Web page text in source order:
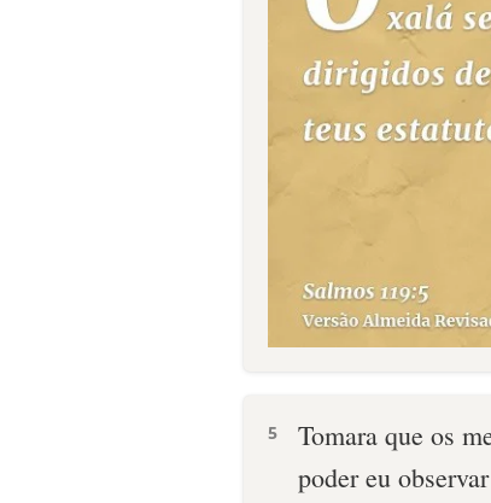
5
Tomara que os
poder eu